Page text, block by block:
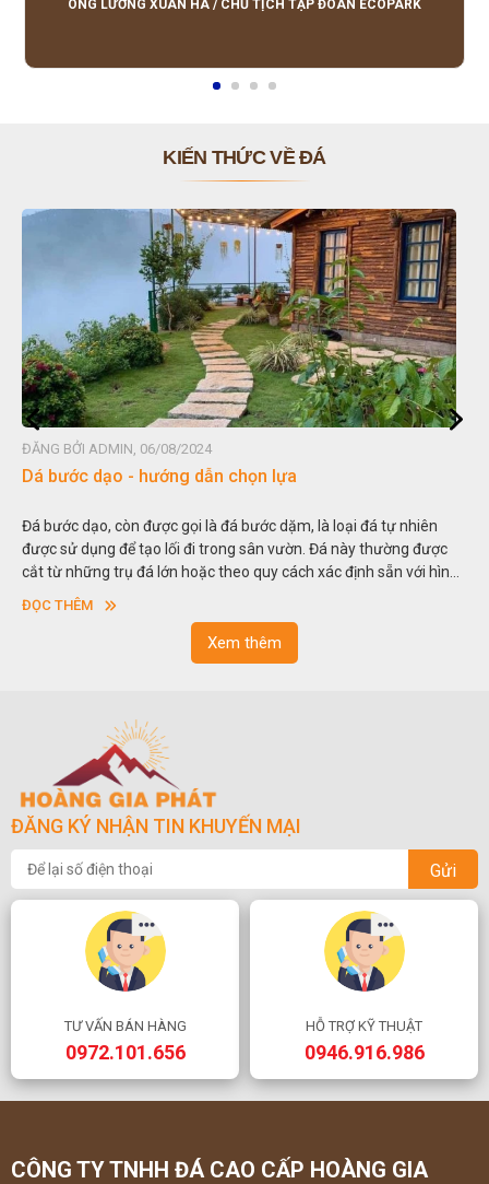
ÔNG LƯƠNG XUÂN HÀ / CHỦ TỊCH TẬP ĐOÀN ECOPARK
KIẾN THỨC VỀ ĐÁ
ĐĂNG BỞI ADMIN, 06/08/2024
Dá bước dạo - hướng dẫn chọn lựa
Đá bước dạo, còn được gọi là đá bước dặm, là loại đá tự nhiên
được sử dụng để tạo lối đi trong sân vườn. Đá này thường được
cắt từ những trụ đá lớn hoặc theo quy cách xác định sẵn với hình
vuông hoặc hình chữ nhật và có độ dày khác nhau.
ĐỌC THÊM
Xem thêm
ĐĂNG KÝ NHẬN TIN KHUYẾN MẠI
Gửi
TƯ VẤN BÁN HÀNG
0972.101.656
HỖ TRỢ KỸ THUẬT
0946.916.986
CÔNG TY TNHH ĐÁ CAO CẤP HOÀNG GIA